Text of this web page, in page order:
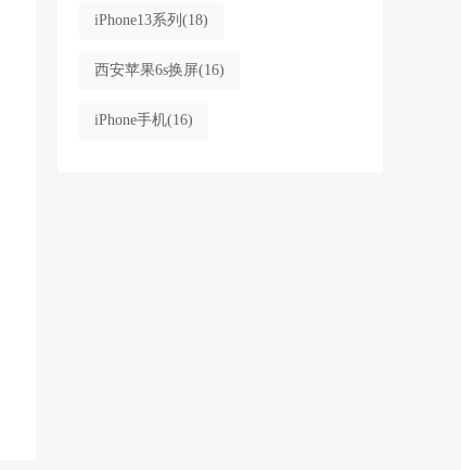
iPhone13系列 (18)
西安苹果6s换屏(16)
iPhone手机(16)